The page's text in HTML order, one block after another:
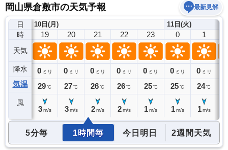
岡山県倉敷市の天気予報 最新見解
日
時
天気
降水
気温
風
10日(月)
18
0ミリ
30℃
19
0 ミリ
29℃
3 m/s
20
0 ミリ
27℃
3 m/s
21
0 ミリ
26℃
2 m/s
22
0 ミリ
26℃
2 m/s
23
0 ミリ
25 ℃
1m/s
11日(火)
0
0 ミリ
25℃
1 m/s
1
0 ミリ
24℃
1 m/s
5分毎 1時間毎 今日明日 2週間天気